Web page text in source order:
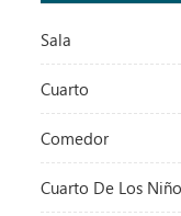
Sala
Cuarto
Comedor
Cuarto De Los